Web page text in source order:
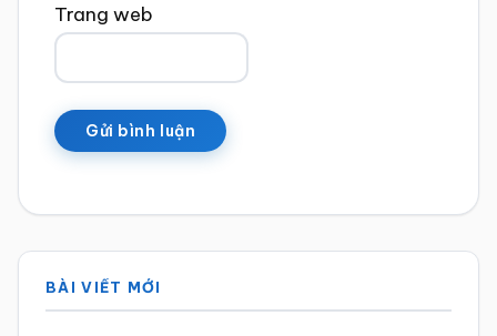
Trang web
Sidebar
chính
BÀI VIẾT MỚI